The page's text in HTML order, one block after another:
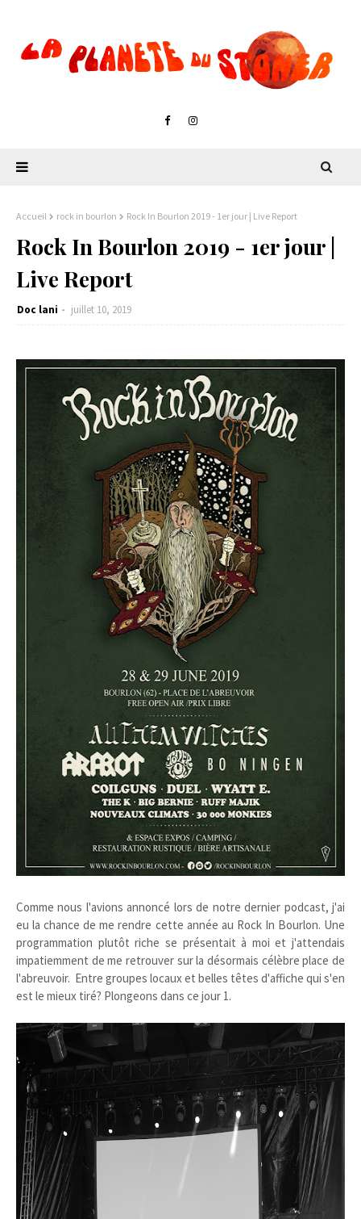
Accueil rock in bourlon Rock In Bourlon 2019 - 1er jour | Live Report
Rock In Bourlon 2019 - 1er jour |
Live Report
Doc lani juillet 10, 2019
Comme nous l'avions annoncé lors de notre dernier podcast, j'ai
eu la chance de me rendre cette année au Rock In Bourlon. Une
programmation plutôt riche se présentait à moi et j'attendais
impatiemment de me retrouver sur la désormais célèbre place de
l'abreuvoir. Entre groupes locaux et belles têtes d'affiche qui s'en
est le mieux tiré? Plongeons dans ce jour 1.